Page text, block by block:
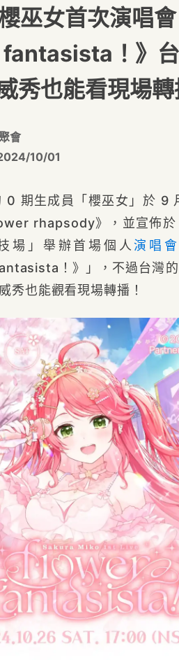
巫女首次演唱會
fantasista！》
秀也能看現場轉
會
10/01
0 期生成員「櫻巫女」於 9
rhapsody》，並宣佈
場」舉辦首場個人演唱會
！》」，不過台灣的
秀也能觀看現場轉播！